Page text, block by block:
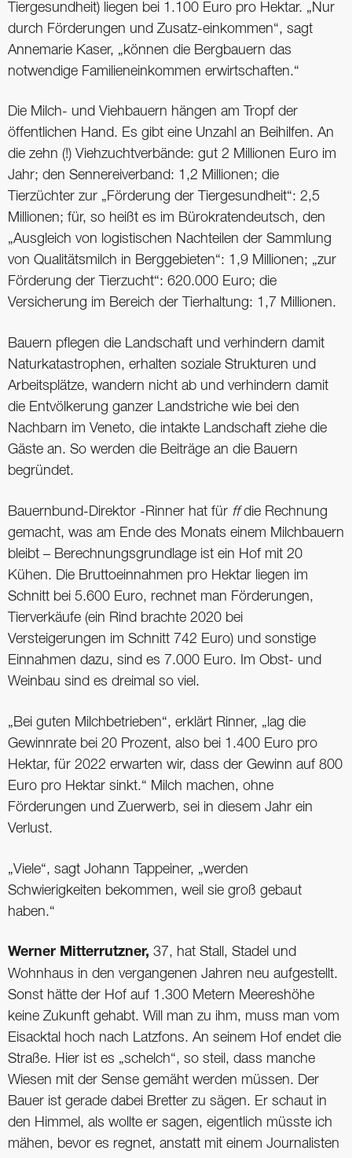
Tiergesundheit) liegen bei 1.100 Euro pro Hektar. „Nur
durch Förderungen und Zusatz-einkommen“, sagt
Annemarie Kaser, „können die Bergbauern das
notwendige Familieneinkommen erwirtschaften.“
Die Milch- und Viehbauern hängen am Tropf der
öffentlichen Hand. Es gibt eine Unzahl an Beihilfen. An
die zehn (!) Viehzuchtverbände: gut 2 Millionen Euro im
Jahr; den Sennereiverband: 1,2 Millionen; die
Tierzüchter zur „Förderung der Tiergesundheit“: 2,5
Millionen; für, so heißt es im Bürokratendeutsch, den
„Ausgleich von logistischen Nachteilen der Sammlung
von Qualitätsmilch in Berggebieten“: 1,9 Millionen; „zur
Förderung der Tierzucht“: 620.000 Euro; die
Versicherung im Bereich der Tierhaltung: 1,7 Millionen.
Bauern pflegen die Landschaft und verhindern damit
Naturkatastrophen, erhalten soziale Strukturen und
Arbeitsplätze, wandern nicht ab und verhindern damit
die Entvölkerung ganzer Landstriche wie bei den
Nachbarn im Veneto, die intakte Landschaft ziehe die
Gäste an. So werden die Beiträge an die Bauern
begründet.
Bauernbund-Direktor -Rinner hat für ffdie Rechnung
gemacht, was am Ende des Monats einem Milchbauern
bleibt – Berechnungsgrundlage ist ein Hof mit 20
Kühen. Die Bruttoeinnahmen pro Hektar liegen im
Schnitt bei 5.600 Euro, rechnet man Förderungen,
Tierverkäufe (ein Rind brachte 2020 bei
Versteigerungen im Schnitt 742 Euro) und sonstige
Einnahmen dazu, sind es 7.000 Euro. Im Obst- und
Weinbau sind es dreimal so viel.
„Bei guten Milchbetrieben“, erklärt Rinner, „lag die
Gewinnrate bei 20 Prozent, also bei 1.400 Euro pro
Hektar, für 2022 erwarten wir, dass der Gewinn auf 800
Euro pro Hektar sinkt.“ Milch machen, ohne
Förderungen und Zuerwerb, sei in diesem Jahr ein
Verlust.
„Viele“, sagt Johann Tappeiner, „werden
Schwierigkeiten bekommen, weil sie groß gebaut
haben.“
Werner Mitterrutzner, 37, hat Stall, Stadel und
Wohnhaus in den vergangenen Jahren neu aufgestellt.
Sonst hätte der Hof auf 1.300 Metern Meereshöhe
keine Zukunft gehabt. Will man zu ihm, muss man vom
Eisacktal hoch nach Latzfons. An seinem Hof endet die
Straße. Hier ist es „schelch“, so steil, dass manche
Wiesen mit der Sense gemäht werden müssen. Der
Bauer ist gerade dabei Bretter zu sägen. Er schaut in
den Himmel, als wollte er sagen, eigentlich müsste ich
mähen, bevor es regnet, anstatt mit einem Journalisten